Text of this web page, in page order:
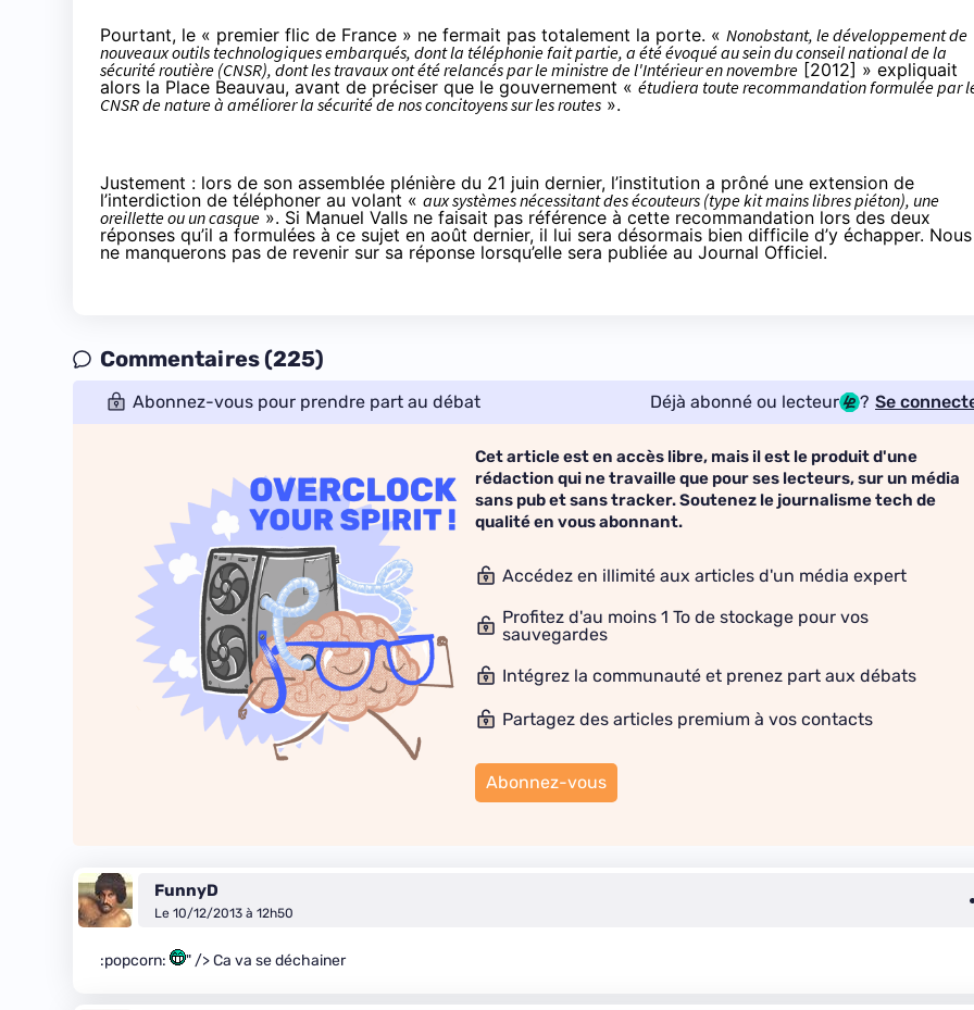
Pourtant, le « premier flic de France » ne fermait pas totalement la porte. « Nonobstant, le développement de
nouveaux outils technologiques embarqués, dont la téléphonie fait partie, a été évoqué au sein du conseil national de la
sécurité routière (CNSR), dont les travaux ont été relancés par le ministre de l'Intérieur en novembre [2012] » expliquait
alors la Place Beauvau, avant de préciser que le gouvernement « étudiera toute recommandation formulée par
CNSR de nature à améliorer la sécurité de nos concitoyens sur les routes ».
Justement : lors de son assemblée plénière du 21 juin dernier, l’institution a prôné une extension de
l’interdiction de téléphoner au volant « aux systèmes nécessitant des écouteurs (type kit mains libres piéton), une
oreillette ou un casque ». Si Manuel Valls ne faisait pas référence à cette recommandation lors des deux
réponses qu’il a formulées à ce sujet en août dernier, il lui sera désormais bien difficile d’y échapper. Nous
ne manquerons pas de revenir sur sa réponse lorsqu’elle sera publiée au Journal Officiel.
Commentaires (225)
Abonnez-vous pour prendre part au débat Déjà abonné ou lecteur ? Se
Cet article est en accès libre, mais il est le produit d'une
rédaction qui ne travaille que pour ses lecteurs, sur un média
sans pub et sans tracker. Soutenez le journalisme tech de
qualité en vous abonnant.
Accédez en illimité aux articles d'un média expert
Profitez d'au moins 1 To de stockage pour vos
sauvegardes
Intégrez la communauté et prenez part aux débats
Partagez des articles premium à vos contacts
Abonnez-vous
FunnyD
Le 10/12/2013 à 12h50
:popcorn: " /> Ca va se déchainer